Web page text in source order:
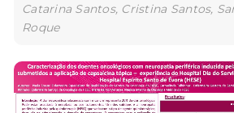
Catarina Santos, Cristina Santos,
Roque